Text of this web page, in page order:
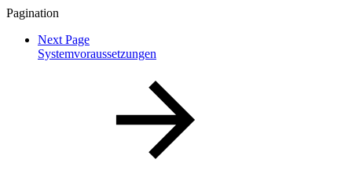
Pagination
Next Page
Systemvoraussetzungen